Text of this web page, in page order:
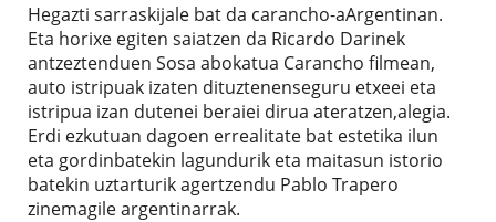
Hegazti sarraskijale bat da carancho-aArgentinan.
Eta horixe egiten saiatzen da Ricardo Darinek
antzeztenduen Sosa abokatua Carancho filmean,
auto istripuak izaten dituztenenseguru etxeei eta
istripua izan dutenei beraiei dirua ateratzen,alegia.
Erdi ezkutuan dagoen errealitate bat estetika ilun
eta gordinbatekin lagundurik eta maitasun istorio
batekin uztarturik agertzendu Pablo Trapero
zinemagile argentinarrak.